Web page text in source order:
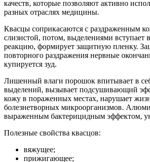
качеств, которые позволяют активно
разных отраслях медицины.
Квасцы соприкасаются с раздраженным
слизистой, потом, выделениями вступает
реакцию, формирует защитную пленку.
повторного раздражения нервные
купируется зуд.
Лишенный влаги порошок впитывает в
выделений, вызывает подсушивающий
кожу в пораженных местах, нарушает
болезнетворных микроорганизмов.
выраженным бактерицидным эффектом,
Полезные свойства квасцов:
вяжущее;
прижигающее;